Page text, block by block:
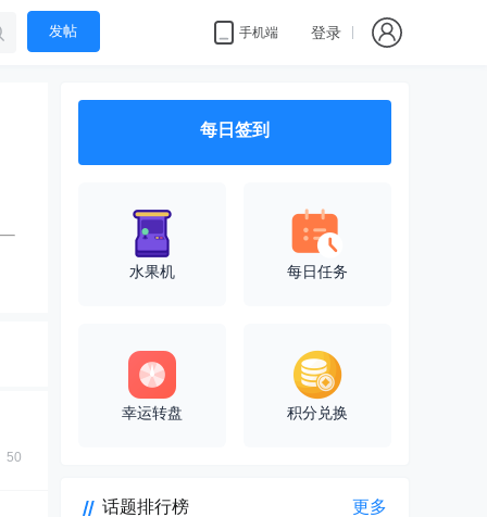
发帖 手机端 登录
50
每日签到
水果机 每日任务
幸运转盘 积分兑换
话题排行榜 更多